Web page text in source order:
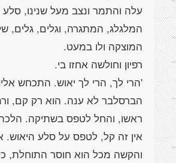
עלה והתמר ונצב מעל שנינו,
המלגלג, המתגרה, וגלים, גלים,
הברסלבר לא ענה. הוא רק קם,
אין זה קל, לטפס על סלע היאוש.
והקשה מכל הוא חוסר התוחלת,